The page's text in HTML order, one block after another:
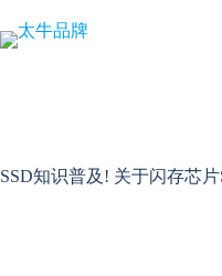
至
SSD知识普及! 关于闪存芯